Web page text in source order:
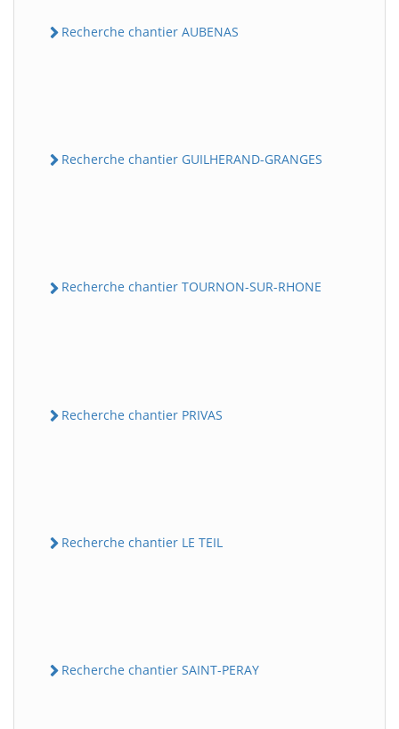
Recherche chantier AUBENAS
Recherche chantier GUILHERAND-GRANGES
Recherche chantier TOURNON-SUR-RHONE
Recherche chantier PRIVAS
Recherche chantier LE TEIL
Recherche chantier SAINT-PERAY